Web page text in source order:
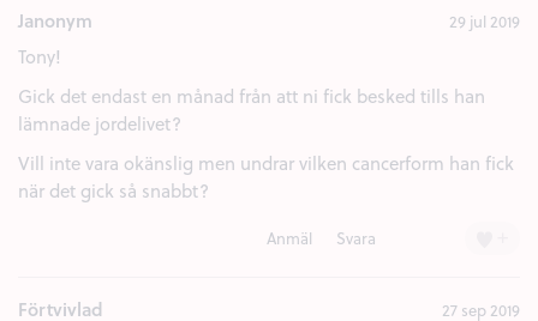
Janonym 29 jul 2019
Tony!
Gick det endast en månad från att ni fick besked tills han
lämnade jordelivet?
Vill inte vara okänslig men undrar vilken cancerform han fick
när det gick så snabbt?
Anmäl Svara
Förtvivlad 27 sep 2019